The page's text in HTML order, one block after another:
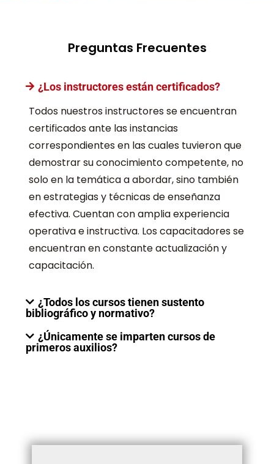
Preguntas Frecuentes
¿Los instructores están certificados?
Todos nuestros instructores se encuentran
certificados ante las instancias
correspondientes en las cuales tuvieron que
demostrar su conocimiento competente, no
solo en la temática a abordar, sino también
en estrategias y técnicas de enseñanza
efectiva. Cuentan con amplia experiencia
operativa e instructiva. Los capacitadores se
encuentran en constante actualización y
capacitación.
¿Todos los cursos tienen sustento
bibliográfico y normativo?
¿Únicamente se imparten cursos de
primeros auxilios?